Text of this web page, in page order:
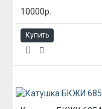
10000р.
Купить